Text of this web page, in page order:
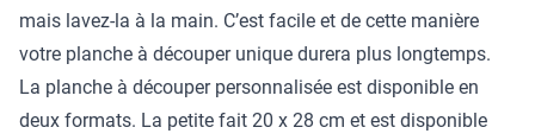
mais lavez-la à la main. C’est facile et de cette manière
votre planche à découper unique durera plus longtemps.
La planche à découper personnalisée est disponible en
deux formats. La petite fait 20 x 28 cm et est disponible